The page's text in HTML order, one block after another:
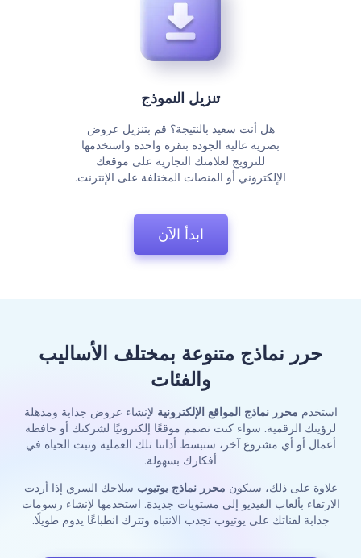
تنزيل النموذج
هل أنت سعيد بالنتيجة؟ قم بتنزيل عروض
بصرية عالية الجودة بنقرة واحدة واستخدمها
للترويج لعلامتك التجارية على موقعك
الإلكتروني أو المنصات المختلفة على الإنترنت.
ابدأ الآن
حرر نماذج متنوعة بمختلف الأساليب
والفئات
استخدم محرر نماذج المواقع الإلكترونية لإنشاء عروض جذابة ومذهلة
لرؤيتك الرقمية. سواء كنت تصمم موقعًا إلكترونيًا لشركتك أو حافظة
أعمال أو أي مشروع آخر، ستبسط أداتنا تلك العملية وتبث الحياة في
أفكارك بسهولة.
علاوة على ذلك، سيكون محرر نماذج يوتيوب سلاحك السري إذا أردت
الارتقاء بألعاب الفيديو إلى مستويات جديدة. استخدمها لإنشاء رسومات
جذابة لقناتك على يوتيوب تجذب الانتباه وتترك انطباعًا يدوم طويلًا.